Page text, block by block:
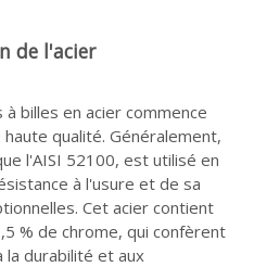
de l'acier
billes en acier commence
qualité. Généralement,
l'AISI 52100, est utilisé en
à l'usure et de sa
Cet acier contient
% de chrome, qui confèrent
durabilité et aux